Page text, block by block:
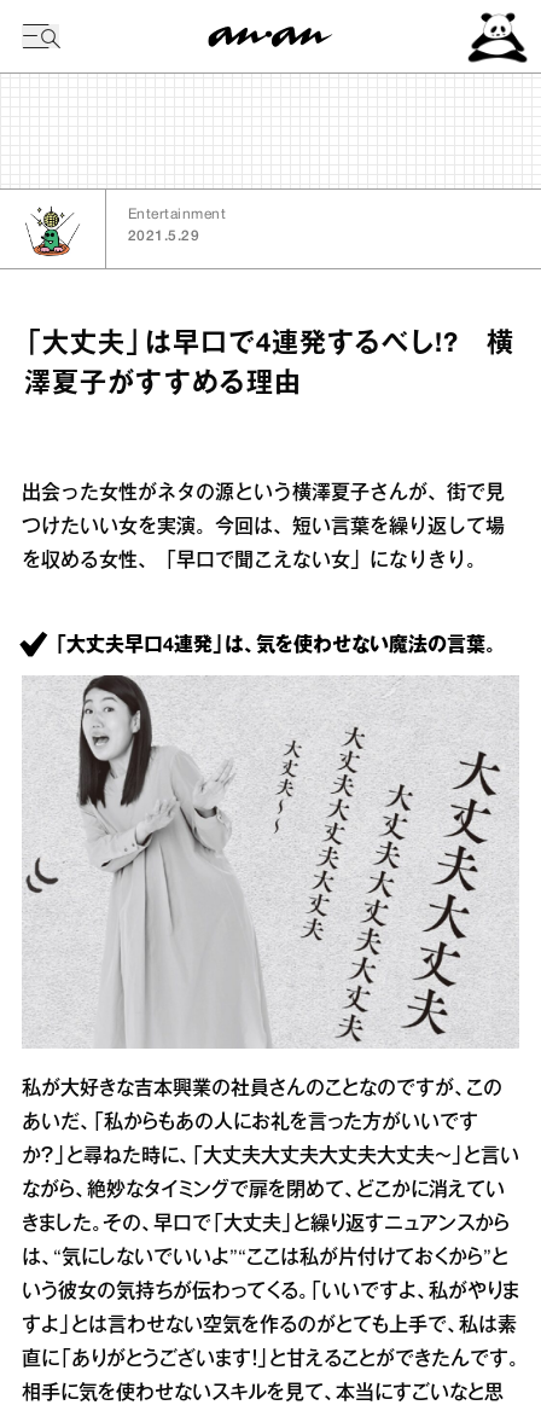
Entertainment
2021.5.29
「大丈夫」は早口で4連発するべし!? 横
澤夏子がすすめる理由
出会った女性がネタの源という横澤夏子さんが、街で見
つけたいい女を実演。今回は、短い言葉を繰り返して場
を収める女性、「早口で聞こえない女」になりきり。
「大丈夫早口4連発」は、気を使わせない魔法の言葉。
私が大好きな吉本興業の社員さんのことなのですが、この
あいだ、「私からもあの人にお礼を言った方がいいです
か？」と尋ねた時に、「大丈夫大丈夫大丈夫大丈夫～」と言い
ながら、絶妙なタイミングで扉を閉めて、どこかに消えてい
きました。その、早口で「大丈夫」と繰り返すニュアンスから
は、“気にしないでいいよ”“ここは私が片付けておくから”と
いう彼女の気持ちが伝わってくる。「いいですよ、私がやりま
すよ」とは言わせない空気を作るのがとても上手で、私は素
直に「ありがとうございます！」と甘えることができたんです。
相手に気を使わせないスキルを見て、本当にすごいなと思